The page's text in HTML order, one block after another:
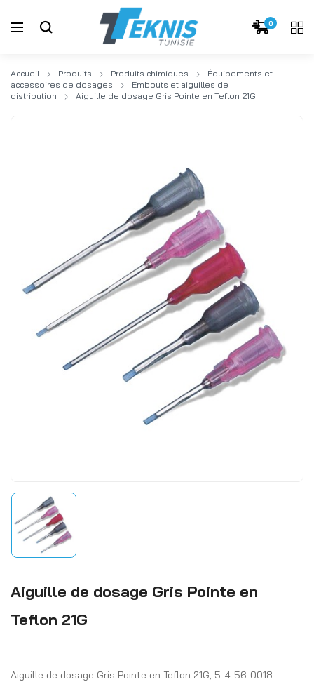
0
Accueil Produits Produits chimiques
Équipements et
accessoires de dosages
Embouts et aiguilles de
distribution
Aiguille de dosage Gris Pointe en Teflon 21G
Aiguille de dosage Gris Pointe en
Teflon 21G
Aiguille de dosage Gris Pointe en Teflon 21G, 5-4-56-0018